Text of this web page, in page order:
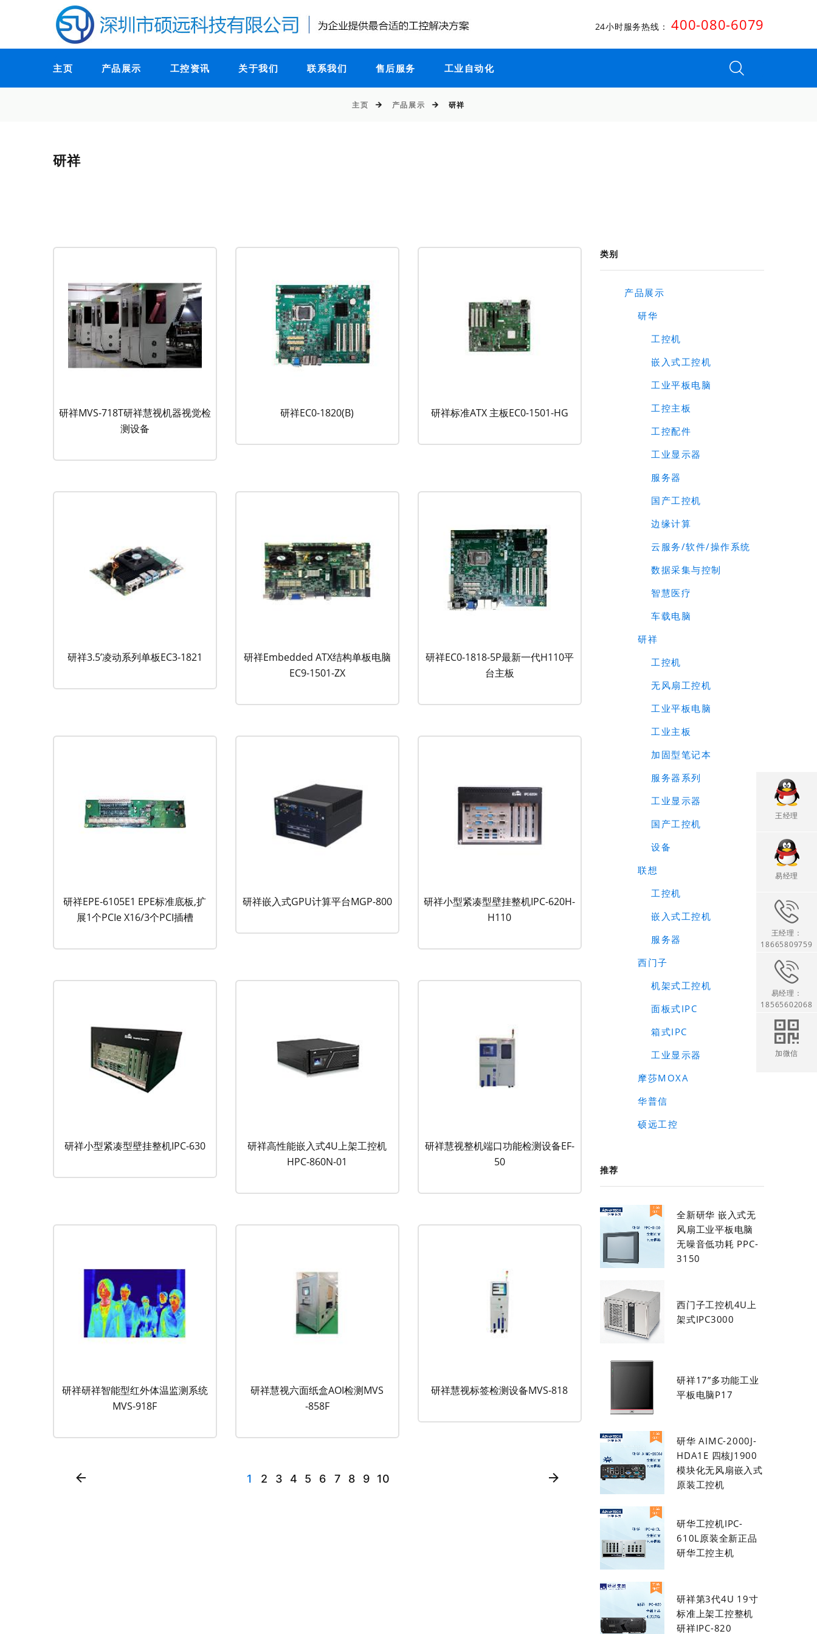
24小时服务热线： 400-080-6079
主页 产品展示 工控资讯 关于我们 联系我们 售后服务 工业自动化
主页 产品展示 研祥
研祥
研祥MVS-718T研祥慧视机器视觉检
测设备
研祥EC0-1820(B) 研祥标准ATX 主板EC0-1501-HG
研祥3.5’凌动系列单板EC3-1821
研祥Embedded ATX结构单板电脑
EC9-1501-ZX
研祥EC0-1818-5P最新一代H110平
台主板
研祥EPE-6105E1 EPE标准底板,扩
展1个PCIe X16/3个PCI插槽
研祥嵌入式GPU计算平台MGP-800
研祥小型紧凑型壁挂整机IPC-620H-
H110
研祥小型紧凑型壁挂整机IPC-630
研祥高性能嵌入式4U上架工控机
HPC-860N-01
研祥慧视整机端口功能检测设备EF-
50
研祥研祥智能型红外体温监测系统
MVS-918F
研祥慧视六面纸盒AOI检测MVS
-858F
研祥慧视标签检测设备MVS-818
1 2 3 4 5 6 7 8 9 10
类别
产品展示
研华
工控机
嵌入式工控机
工业平板电脑
工控主板
工控配件
工业显示器
服务器
国产工控机
边缘计算
云服务/软件/操作系统
数据采集与控制
智慧医疗
车载电脑
研祥
工控机
无风扇工控机
工业平板电脑
工业主板
加固型笔记本
服务器系列
工业显示器
国产工控机
设备
联想
工控机
嵌入式工控机
服务器
西门子
机架式工控机
面板式IPC
箱式IPC
工业显示器
摩莎MOXA
华普信
硕远工控
推荐
全新研华 嵌入式无
风扇工业平板电脑
无噪音低功耗 PPC-
3150
西门子工控机4U上
架式IPC3000
研祥17”多功能工业
平板电脑P17
研华 AIMC-2000J-
HDA1E 四核J1900
模块化无风扇嵌入式
原装工控机
研华工控机IPC-
610L原装全新正品
研华工控主机
研祥第3代4U 19寸
标准上架工控整机
研祥IPC-820
王经理
易经理
王经理：
18665809759
易经理：
18565602068
加微信